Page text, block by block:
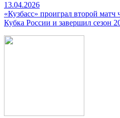
13.04.2026
«Кузбасс» проиграл второй матч
Кубка России и завершил сезон